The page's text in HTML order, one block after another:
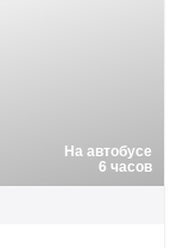
На автобусе
6 часов